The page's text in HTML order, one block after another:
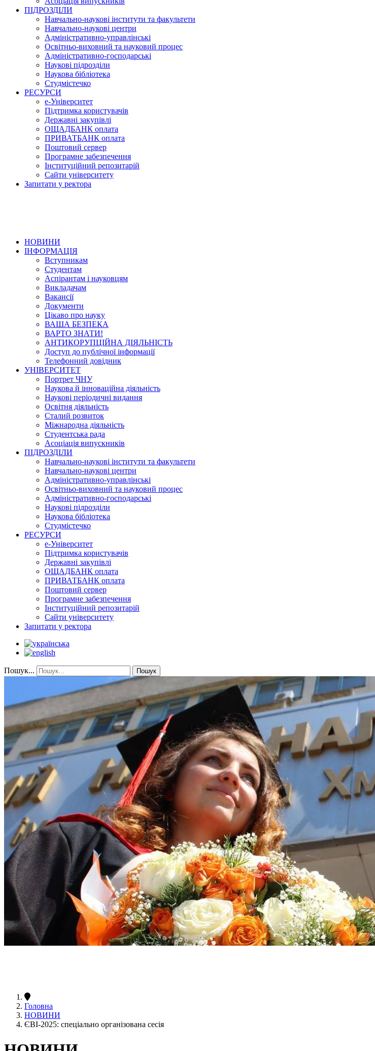
ПІДРОЗДІЛИ
Навчально-наукові інститути та факультети
Навчально-наукові центри
Адміністративно-управлінські
Освітньо-виховний та науковий процес
Адміністративно-господарські
Наукові підрозділи
Наукова бібліотека
Студмістечко
РЕСУРСИ
е-Університет
Підтримка користувачів
Державні закупівлі
ОЩАДБАНК оплата
ПРИВАТБАНК оплата
Поштовий сервер
Програмне забезпечення
Інституційний репозитарій
Сайти університету
Запитати у ректора
НОВИНИ
ІНФОРМАЦІЯ
Вступникам
Студентам
Аспірантам і науковцям
Викладачам
Вакансії
Документи
Цікаво про науку
ВАША БЕЗПЕКА
ВАРТО ЗНАТИ!
АНТИКОРУПЦІЙНА ДІЯЛЬНІСТЬ
Доступ до публічної інформації
Телефонний довідник
УНІВЕРСИТЕТ
Портрет ЧНУ
Наукова й інноваційна діяльність
Наукові періодичні видання
Освітня діяльність
Сталий розвиток
Міжнародна діяльність
Студентська рада
Асоціація випускників
ПІДРОЗДІЛИ
Навчально-наукові інститути та факультети
Навчально-наукові центри
Адміністративно-управлінські
Освітньо-виховний та науковий процес
Адміністративно-господарські
Наукові підрозділи
Наукова бібліотека
Студмістечко
РЕСУРСИ
е-Університет
Підтримка користувачів
Державні закупівлі
ОЩАДБАНК оплата
ПРИВАТБАНК оплата
Поштовий сервер
Програмне забезпечення
Інституційний репозитарій
Сайти університету
Запитати у ректора
Пошук... Пошук
Головна
НОВИНИ
ЄВІ-2025: спеціально організована сесія